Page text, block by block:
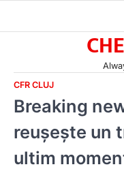
CFR CLUJ
Breaking
reușește un
ultim